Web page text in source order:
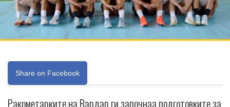
Share on Facebook
Ракометарките на Вардар ги започнаа подготовките за